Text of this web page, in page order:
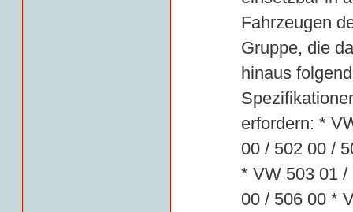
Fahrzeugen
Gruppe, die
hinaus
erfordern: *
00 / 502 00 /
* VW 503 01 /
00 / 506 00 *